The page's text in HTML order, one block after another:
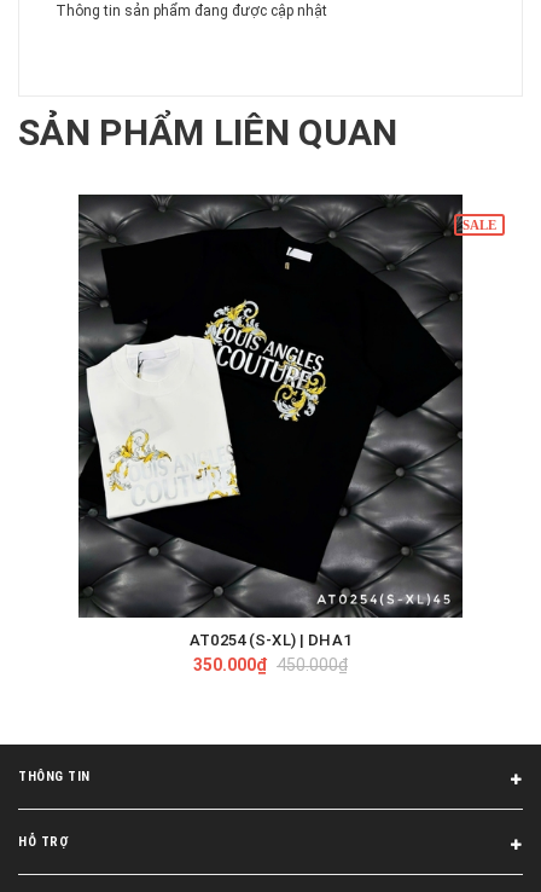
Thông tin sản phẩm đang được cập nhật
SẢN PHẨM LIÊN QUAN
SALE
AT0254 (S-XL) | DHA1
350.000₫ 450.000₫
THÔNG TIN
HỖ TRỢ